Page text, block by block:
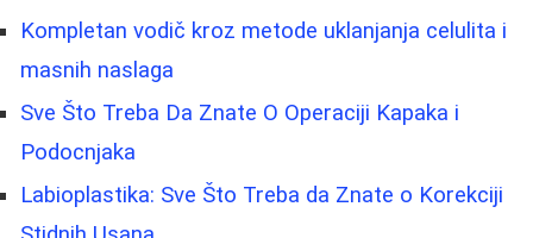
Kompletan vodič kroz metode uklanjanja celulita i
masnih naslaga
Sve Što Treba Da Znate O Operaciji Kapaka i
Podocnjaka
Labioplastika: Sve Što Treba da Znate o Korekciji